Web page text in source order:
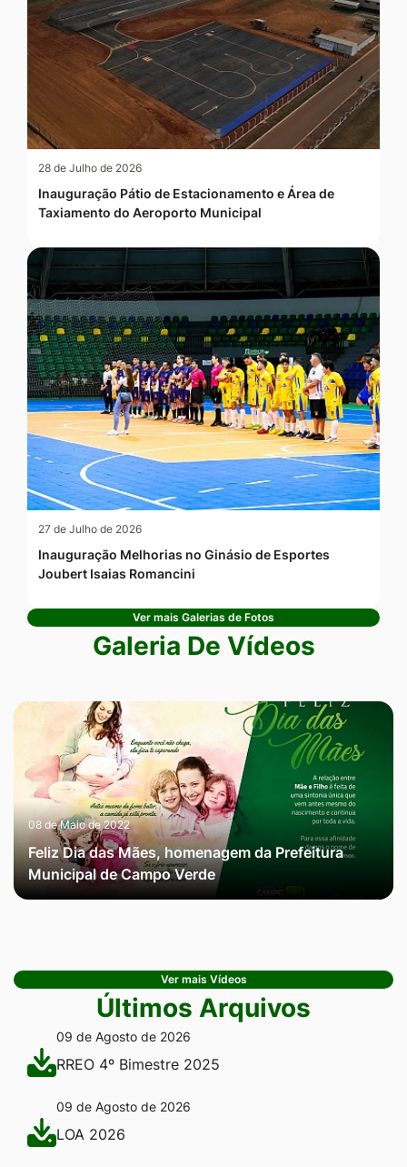
28 de Julho de 2026
Inauguração Pátio de Estacionamento e Área de
Taxiamento do Aeroporto Municipal
27 de Julho de 2026
Inauguração Melhorias no Ginásio de Esportes
Joubert Isaias Romancini
Ver mais Galerias de Fotos
Galeria De Vídeos
08 de Maio de 2022
Feliz Dia das Mães, homenagem da Prefeitura
Municipal de Campo Verde
Ver mais Vídeos
Últimos Arquivos
09 de Agosto de 2026
RREO 4º Bimestre 2025
09 de Agosto de 2026
LOA 2026